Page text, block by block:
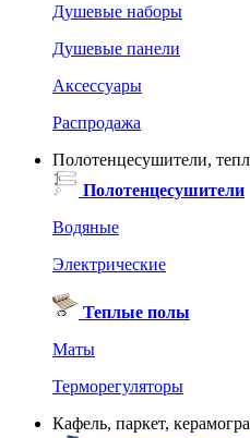
Душевые наборы
Душевые панели
Аксессуары
Распродажа
Полотенцесушители,
Полотенцесушители
Водяные
Электрические
Теплые полы
Маты
Терморегуляторы
Кафель, паркет,